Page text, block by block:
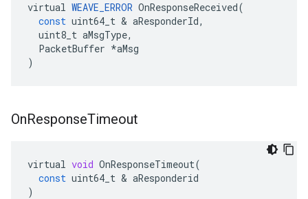
virtual WEAVE_ERROR OnResponseReceived(
const uint64_t & aResponderId,
uint8_t aMsgType,
PacketBuffer *aMsg
)
OnResponseTimeout
virtual void OnResponseTimeout(
const uint64_t & aResponderid
)